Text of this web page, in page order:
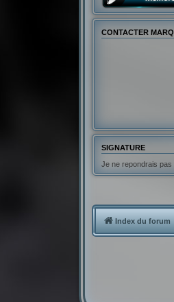
CONTACTER
SIGNATURE
Je ne repondrais
Index du forum